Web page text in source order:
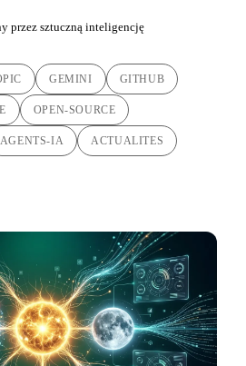
przez sztuczną inteligencję
GEMINI GITHUB
OPEN-SOURCE
AGENTS-IA ACTUALITES